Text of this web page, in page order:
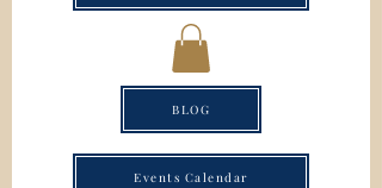
Events Calendar
BLOG